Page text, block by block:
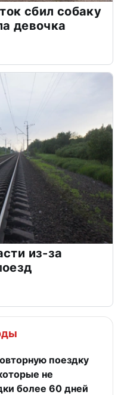
сбил собаку
девочка
из-за
поездку
не
более 60 дней